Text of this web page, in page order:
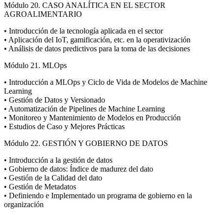
Módulo 20. CASO ANALÍTICA EN EL SECTOR
AGROALIMENTARIO
• Introducción de la tecnología aplicada en el sector
• Aplicación del IoT, gamificación, etc. en la operativización
• Análisis de datos predictivos para la toma de las decisiones
Módulo 21. MLOps
• Introducción a MLOps y Ciclo de Vida de Modelos de Machine
Learning
• Gestión de Datos y Versionado
• Automatización de Pipelines de Machine Learning
• Monitoreo y Mantenimiento de Modelos en Producción
• Estudios de Caso y Mejores Prácticas
Módulo 22. GESTIÓN Y GOBIERNO DE DATOS
• Introducción a la gestión de datos
• Gobierno de datos: Índice de madurez del dato
• Gestión de la Calidad del dato
• Gestión de Metadatos
• Definiendo e Implementado un programa de gobierno en la
organización